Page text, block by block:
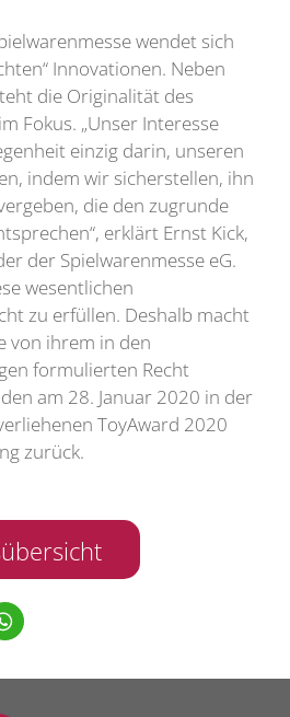
wendet sich
Innovationen. Neben
die Originalität des
Fokus. „Unser Interesse
einzig darin, unseren
indem wir sicherstellen, ihn
die den zugrunde
erklärt Ernst Kick,
der Spielwarenmesse eG.
wesentlichen
zu erfüllen. Deshalb macht
von ihrem in den
formulierten Recht
am 28. Januar 2020 in der
ToyAward 2020
zurück.